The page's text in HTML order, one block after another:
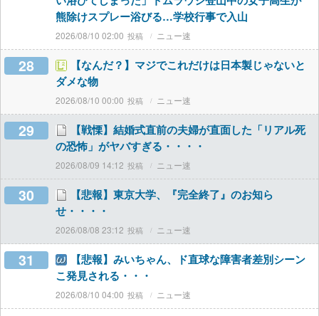
熊除けスプレー浴びる…学校行事で入山
2026/08/10 02:00 ニュー速
28
【なんだ？】マジでこれだけは日本製じゃないと
ダメな物
2026/08/10 00:00 ニュー速
29
【戦慄】結婚式直前の夫婦が直面した「リアル死
の恐怖」がヤバすぎる・・・・
2026/08/09 14:12 ニュー速
30
【悲報】東京大学、『完全終了』のお知ら
せ・・・・
2026/08/08 23:12 ニュー速
31
【悲報】みいちゃん、ド直球な障害者差別シーン
こ発見される・・・
2026/08/10 04:00 ニュー速